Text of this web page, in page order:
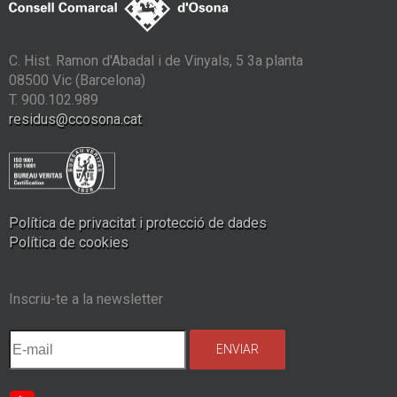
C. Hist. Ramon d'Abadal i de Vinyals, 5 3a planta
08500 Vic (Barcelona)
T. 900.102.989
residus@ccosona.cat
Política de privacitat i protecció de dades
Política de cookies
Inscriu-te a la newsletter